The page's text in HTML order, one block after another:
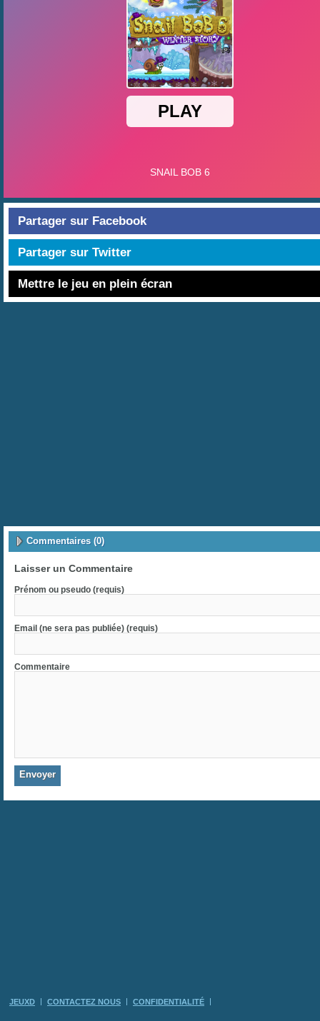
Partager sur Facebook
Partager sur Twitter
Mettre le jeu en plein écran
Commentaires (0)
Laisser un Commentaire
Prénom ou pseudo (requis)
Email (ne sera pas publiée) (requis)
Commentaire
JEUXD CONTACTEZ NOUS CONFIDENTIALITÉ